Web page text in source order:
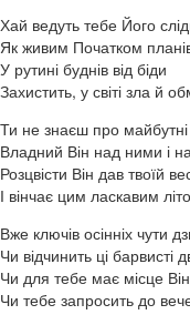
Хай ведуть тебе Його
Як живим Початком
У рутині буднів від біди
Захистить, у світі зла й
Ти не знаєш про
Владний Він над ними і
Розцвісти Він дав твоїй
І вінчає цим ласкавим
Вже ключів осінніх чути
Чи відчинить ці барвисті
Чи для тебе має місце
Чи тебе запросить до